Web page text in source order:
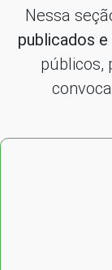
Nessa
publicados
públicos,